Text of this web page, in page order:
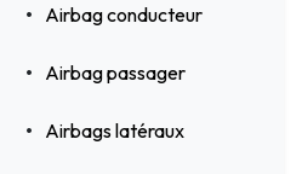
Airbag conducteur
Airbag passager
Airbags latéraux